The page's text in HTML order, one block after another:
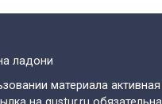
ладони
материала активная